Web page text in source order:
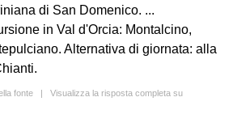
di San Domenico. ...
in Val d'Orcia: Montalcino,
Alternativa di giornata: alla
fonte | Visualizza la risposta completa su